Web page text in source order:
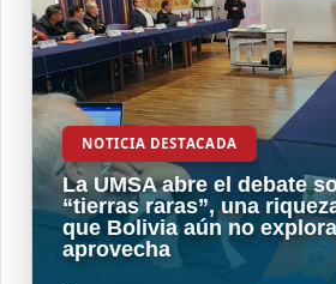
NOTICIA DESTACADA
La UMSA abre el debate
“tierras raras”, una
que Bolivia aún no
aprovecha